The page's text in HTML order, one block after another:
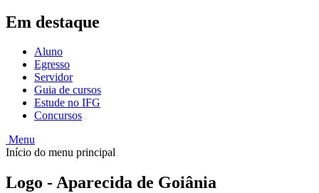
Em destaque
Aluno
Egresso
Servidor
Guia de cursos
Estude no IFG
Concursos
Menu
Início do menu principal
Logo - Aparecida de Goiânia